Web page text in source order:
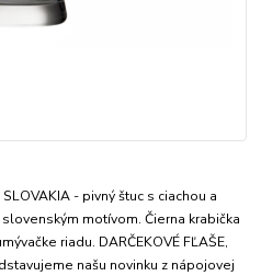
- pivný štuc s ciachou a
motívom. Čierna krabička
riadu. DARČEKOVÉ FĽAŠE,
našu novinku z nápojovej